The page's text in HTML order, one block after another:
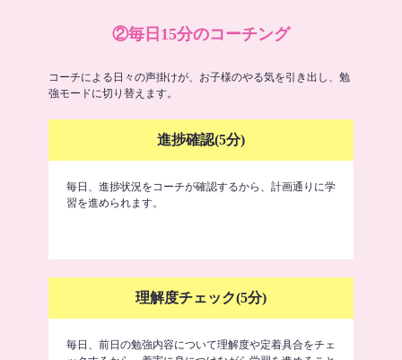
②毎日15分のコーチング
コーチによる日々の声掛けが、お子様のやる気を引き出し、勉
強モードに切り替えます。
進捗確認(5分)
毎日、進捗状況をコーチが確認するから、計画通りに学
習を進められます。
理解度チェック(5分)
毎日、前日の勉強内容について理解度や定着具合をチェ